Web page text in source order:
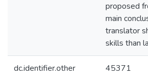
proposed
main
translator
skills than
dc.identifier.other 45371